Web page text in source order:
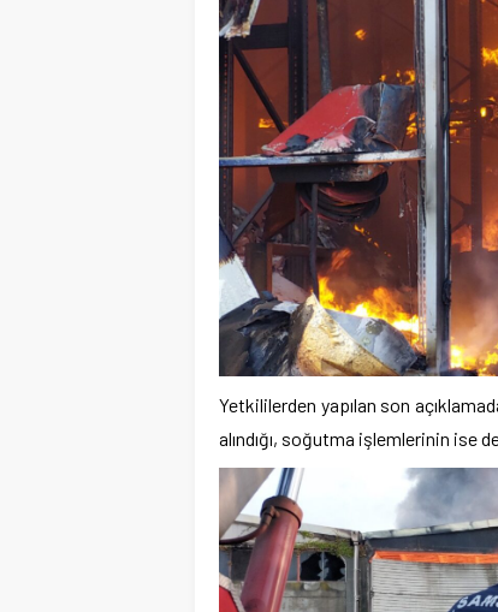
Yetkililerden yapılan son
alındığı, soğutma işlemlerinin ise